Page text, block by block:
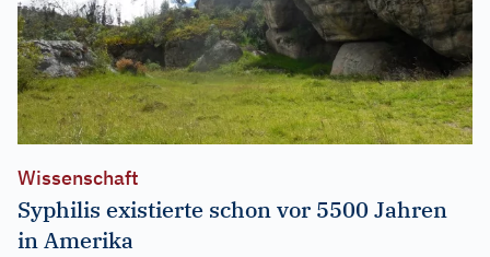
Wissenschaft
Syphilis existierte schon vor 5500 Jahren
in Amerika